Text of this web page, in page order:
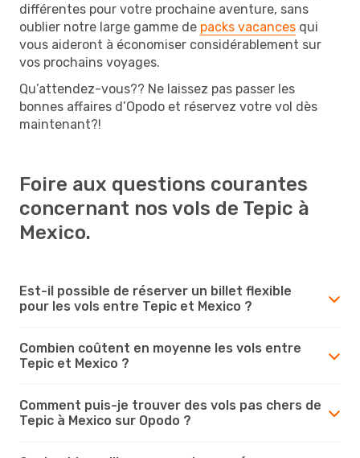
différentes pour votre prochaine aventure, sans
oublier notre large gamme de packs vacances qui
vous aideront à économiser considérablement sur
vos prochains voyages.
Qu’attendez-vous?? Ne laissez pas passer les
bonnes affaires d’Opodo et réservez votre vol dès
maintenant?!
Foire aux questions courantes
concernant nos vols de Tepic à
Mexico.
Est-il possible de réserver un billet flexible
pour les vols entre Tepic et Mexico ?
Combien coûtent en moyenne les vols entre
Tepic et Mexico ?
Comment puis-je trouver des vols pas chers de
Tepic à Mexico sur Opodo ?